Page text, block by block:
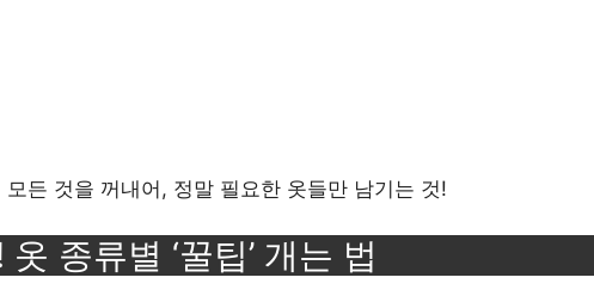
든 것을 꺼내어, 정말 필요한 옷들만 남기는 것!
종류별 ‘꿀팁’ 개는 법